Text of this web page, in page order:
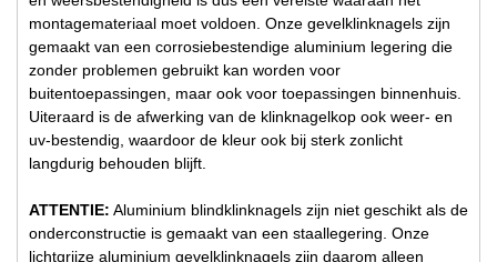
montagemateriaal moet voldoen. Onze gevelklinknagels zijn
gemaakt van een corrosiebestendige aluminium legering die
zonder problemen gebruikt kan worden voor
buitentoepassingen, maar ook voor toepassingen binnenhuis.
Uiteraard is de afwerking van de klinknagelkop ook weer- en
uv-bestendig, waardoor de kleur ook bij sterk zonlicht
langdurig behouden blijft.
ATTENTIE: Aluminium blindklinknagels zijn niet geschikt als de
onderconstructie is gemaakt van een staallegering. Onze
lichtgrijze aluminium gevelklinknagels zijn daarom alleen